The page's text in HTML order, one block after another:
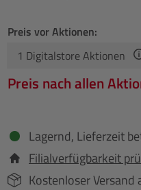
Preis vor Aktionen:
1 Digitalstore Aktionen
Preis nach allen
Lagernd, Lieferzeit
Filialverfügbarkeit
Kostenloser Versand